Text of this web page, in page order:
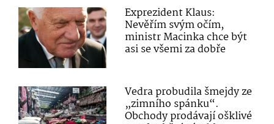
Exprezident Klaus:
Nevěřím svým očím,
ministr Macinka chce být
asi se všemi za dobře
Vedra probudila šmejdy ze
„zimního spánku“.
Obchody prodávají ošklivé